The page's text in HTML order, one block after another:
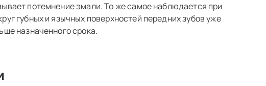
потемнение эмали. То же самое наблюдается при
губных и язычных поверхностей передних зубов уже
назначенного срока.